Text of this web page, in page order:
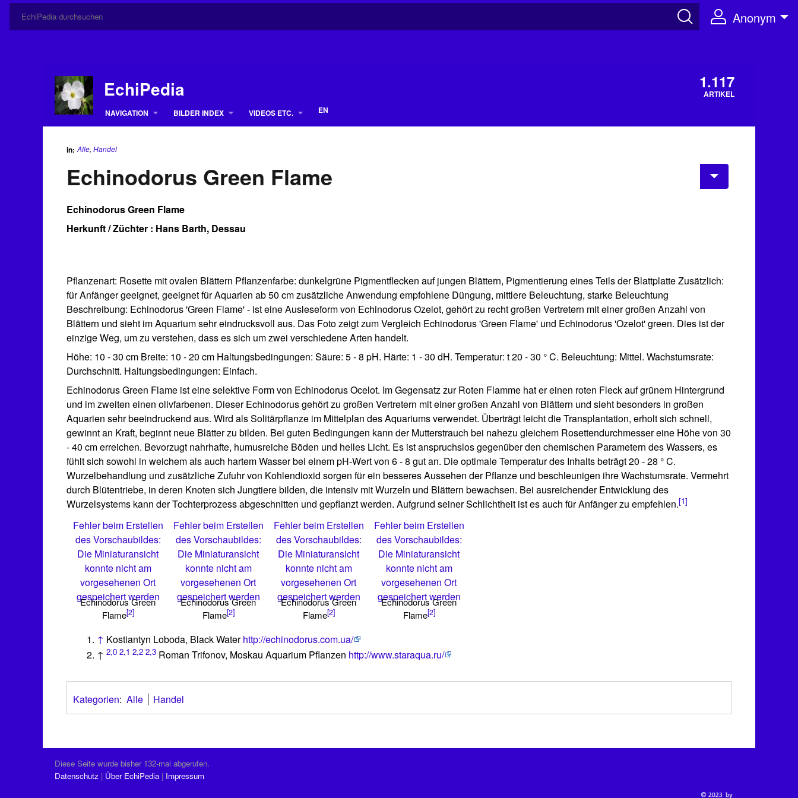
Anonym
EchiPedia 1.117
ARTIKEL
NAVIGATION
BILDER INDEX VIDEOS ETC. EN
in: Alle, Handel
Echinodorus Green Flame
Echinodorus Green Flame
Herkunft / Züchter : Hans Barth, Dessau
Pflanzenart: Rosette mit ovalen Blättern Pflanzenfarbe: dunkelgrüne Pigmentflecken auf jungen Blättern, Pigmentierung eines Teils der Blattplatte Zusätzlich:
für Anfänger geeignet, geeignet für Aquarien ab 50 cm zusätzliche Anwendung empfohlene Düngung, mittlere Beleuchtung, starke Beleuchtung
Beschreibung: Echinodorus 'Green Flame' - ist eine Ausleseform von Echinodorus Ozelot, gehört zu recht großen Vertretern mit einer großen Anzahl von
Blättern und sieht im Aquarium sehr eindrucksvoll aus. Das Foto zeigt zum Vergleich Echinodorus 'Green Flame' und Echinodorus 'Ozelot' green. Dies ist der
einzige Weg, um zu verstehen, dass es sich um zwei verschiedene Arten handelt.
Höhe: 10 - 30 cm Breite: 10 - 20 cm Haltungsbedingungen: Säure: 5 - 8 pH. Härte: 1 - 30 dH. Temperatur: t 20 - 30 ° C. Beleuchtung: Mittel. Wachstumsrate:
Durchschnitt. Haltungsbedingungen: Einfach.
Echinodorus Green Flame ist eine selektive Form von Echinodorus Ocelot. Im Gegensatz zur Roten Flamme hat er einen roten Fleck auf grünem Hintergrund
und im zweiten einen olivfarbenen. Dieser Echinodorus gehört zu großen Vertretern mit einer großen Anzahl von Blättern und sieht besonders in großen
Aquarien sehr beeindruckend aus. Wird als Solitärpflanze im Mittelplan des Aquariums verwendet. Überträgt leicht die Transplantation, erholt sich schnell,
gewinnt an Kraft, beginnt neue Blätter zu bilden. Bei guten Bedingungen kann der Mutterstrauch bei nahezu gleichem Rosettendurchmesser eine Höhe von 30
- 40 cm erreichen. Bevorzugt nahrhafte, humusreiche Böden und helles Licht. Es ist anspruchslos gegenüber den chemischen Parametern des Wassers, es
fühlt sich sowohl in weichem als auch hartem Wasser bei einem pH-Wert von 6 - 8 gut an. Die optimale Temperatur des Inhalts beträgt 20 - 28 ° C.
Wurzelbehandlung und zusätzliche Zufuhr von Kohlendioxid sorgen für ein besseres Aussehen der Pflanze und beschleunigen ihre Wachstumsrate. Vermehrt
durch Blütentriebe, in deren Knoten sich Jungtiere bilden, die intensiv mit Wurzeln und Blättern bewachsen. Bei ausreichender Entwicklung des
Wurzelsystems kann der Tochterprozess abgeschnitten und gepflanzt werden. Aufgrund seiner Schlichtheit ist es auch für Anfänger zu empfehlen.[1]
Fehler beim Erstellen
des Vorschaubildes:
Die Miniaturansicht
konnte nicht am
vorgesehenen Ort
gespeichert werden
Echinodorus Green
Flame[2]
Fehler beim Erstellen
des Vorschaubildes:
Die Miniaturansicht
konnte nicht am
vorgesehenen Ort
gespeichert werden
Echinodorus Green
Flame[2]
Fehler beim Erstellen
des Vorschaubildes:
Die Miniaturansicht
konnte nicht am
vorgesehenen Ort
gespeichert werden
Echinodorus Green
Flame[2]
Fehler beim Erstellen
des Vorschaubildes:
Die Miniaturansicht
konnte nicht am
vorgesehenen Ort
gespeichert werden
Echinodorus Green
Flame[2]
↑ Kostiantyn Loboda, Black Waterhttp://echinodorus.com.ua/
↑2,0 2,1 2,2 2,3 Roman Trifonov, Moskau Aquarium Pflanzen http://www.staraqua.ru/
Kategorien: Alle Handel
Diese Seite wurde bisher 132-mal abgerufen.
Datenschutz
Über EchiPedia Impressum